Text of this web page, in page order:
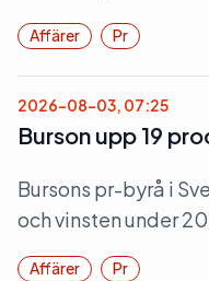
Affärer Pr
2026-08-03, 07:25
Burson upp 19
Bursons pr-byrå i
och vinsten under
Affärer Pr